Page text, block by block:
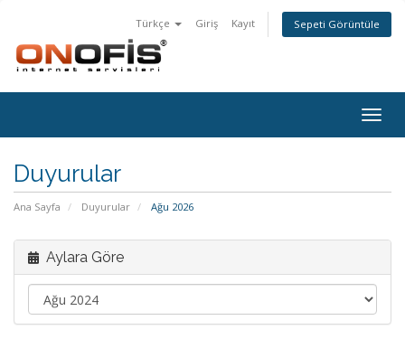
Türkçe Giriş Kayıt Sepeti Görüntüle
Duyurular
Ana Sayfa Duyurular Ağu 2026
Aylara Göre